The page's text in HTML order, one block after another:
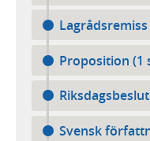
Lagrådsremiss
Proposition (1
Svensk